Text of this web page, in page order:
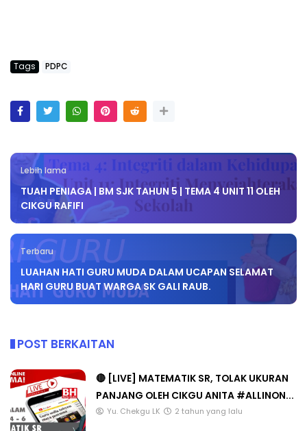
Tags PDPC
Lebih lama
TUAH PENIAGA | BM SJK TAHUN 5 | TEMA 4 UNIT 11 OLEH
CIKGU RAFIFI
Terbaru
LUAHAN HATI GURU MUDA DALAM UCAPAN SELAMAT
HARI GURU BUAT WARGA SK GALI RAUB.
POST BERKAITAN
🔴 [LIVE] MATEMATIK SR, TOLAK UKURAN
PANJANG OLEH CIKGU ANITA #ALLINON...
Yu. Chekgu LK 2 tahun yang lalu